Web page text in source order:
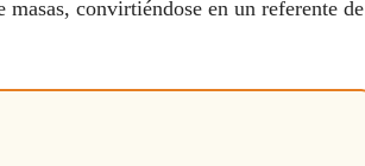
convirtiéndose en un referente de